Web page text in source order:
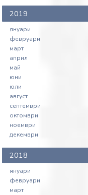
2019
януари
февруари
март
април
май
юни
юли
август
септември
октомври
ноември
декември
2018
януари
февруари
март